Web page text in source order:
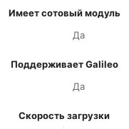
Имеет сотовый модуль
Да
Поддерживает Galileo
Да
Скорость загрузки